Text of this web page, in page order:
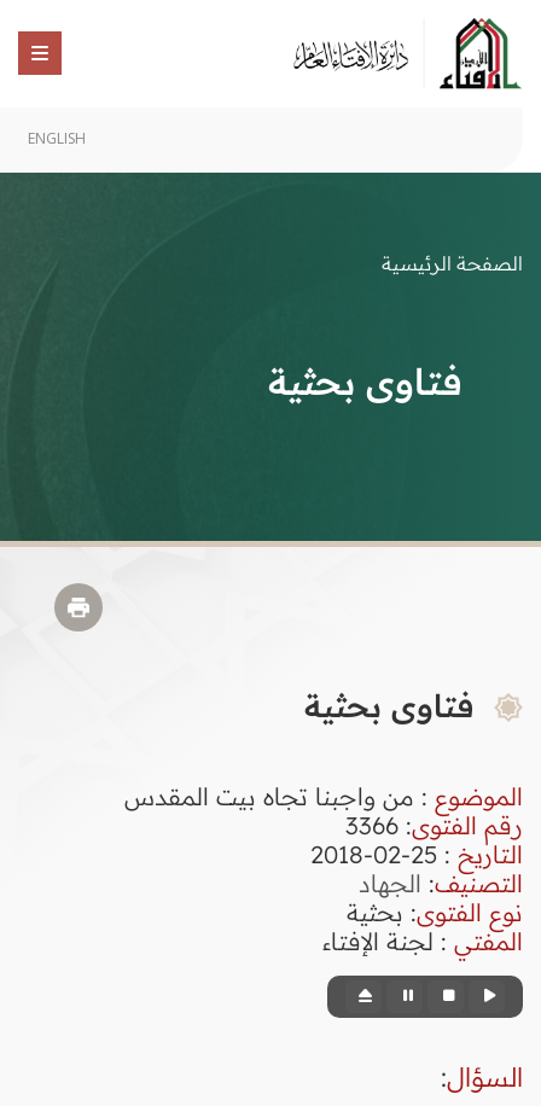
ENGLISH
الصفحة الرئيسية
فتاوى بحثية
فتاوى بحثية
الموضوع : من واجبنا تجاه بيت المقدس
رقم الفتوى:
3366
التاريخ : 25-02-2018
التصنيف: الجهاد
نوع الفتوى: بحثية
المفتي : لجنة الإفتاء
السؤال: